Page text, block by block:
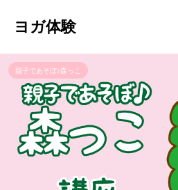
ヨガ体験
親子であそぼ♪森っこ